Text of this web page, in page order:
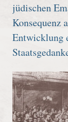
jüdischen
Konsequenz
Entwicklung